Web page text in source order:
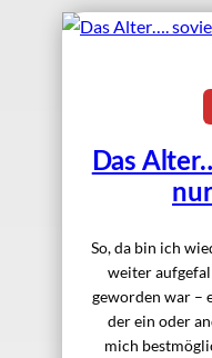
Das
So, da bin ich
weiter
geworden war –
der ein oder
mich